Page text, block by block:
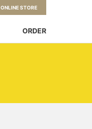
ORDER
ONLINE STORE